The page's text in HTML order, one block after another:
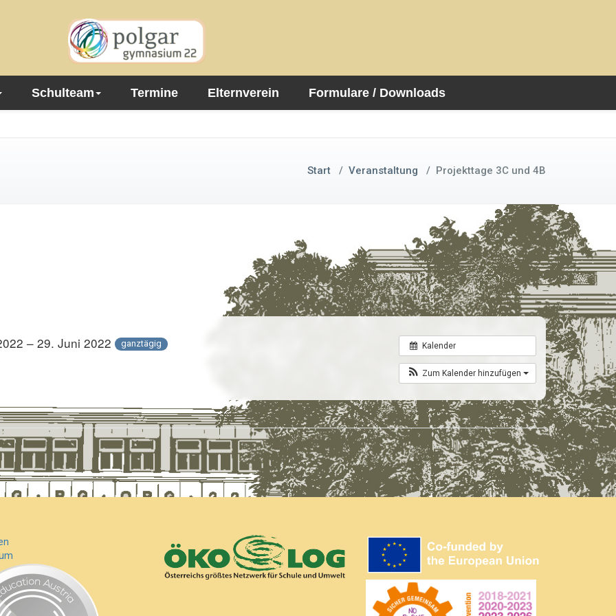
Schulteam Termine Elternverein Formulare / Downloads
Start / Veranstaltung / Projekttage 3C und 4B
Kalender
Zum Kalender hinzufügen
– 29. Juni 2022 ganztägig